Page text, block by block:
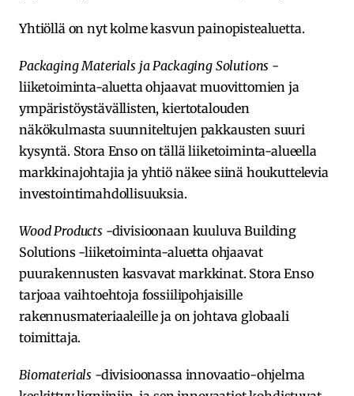
Yhtiöllä on nyt kolme kasvun painopistealuetta.
Packaging Materials ja Packaging Solutions -
liiketoiminta-aluetta ohjaavat muovittomien ja
ympäristöystävällisten, kiertotalouden
näkökulmasta suunniteltujen pakkausten suuri
kysyntä. Stora Enso on tällä liiketoiminta-alueella
markkinajohtajia ja yhtiö näkee siinä houkuttelevia
investointimahdollisuuksia.
Wood Products -divisioonaan kuuluva Building
Solutions -liiketoiminta-aluetta ohjaavat
puurakennusten kasvavat markkinat. Stora Enso
tarjoaa vaihtoehtoja fossiilipohjaisille
rakennusmateriaaleille ja on johtava globaali
toimittaja.
Biomaterials -divisioonassa innovaatio-ohjelma